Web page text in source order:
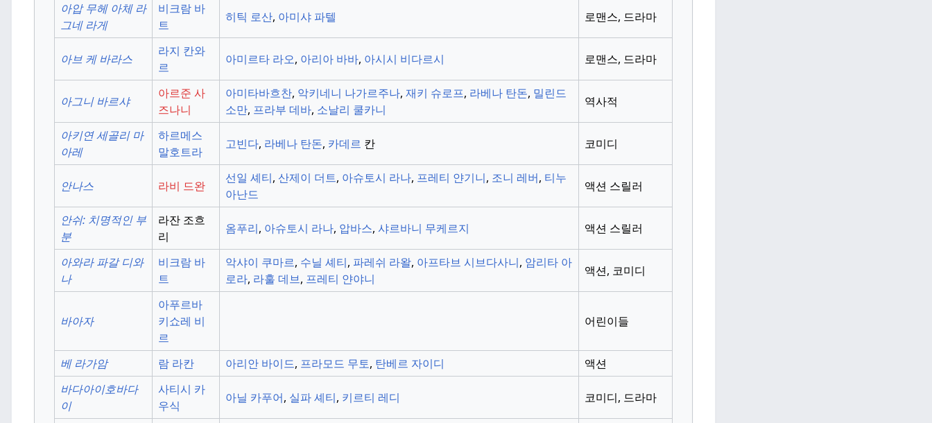
아압 무헤 아체 라
그네 라게
비크람 바
트
히틱 로산, 아미샤 파텔 로맨스, 드라마
아브 케 바라스
라지 칸와
르
아미르타 라오, 아리아 바바, 아시시 비다르시 로맨스, 드라마
아그니 바르샤
아르준 사
즈나니
아미타바흐찬, 악키네니 나가르주나, 재키 슈로프, 라베나 탄돈, 밀린드
소만, 프라부 데바, 소날리 쿨카니
역사적
아키연 세골리 마
아레
하르메스
말호트라
고빈다, 라베나 탄돈, 카데르 칸 코미디
안나스 라비 드완
선일 셰티, 산제이 더트, 아슈토시 라나, 프레티 얀기니, 조니 레버, 티누
아난드
액션 스릴러
안쉬: 치명적인 부
분
라잔 조흐
리
옴푸리, 아슈토시 라나, 압바스, 샤르바니 무케르지 액션 스릴러
아와라 파갈 디와
나
비크람 바
트
악샤이 쿠마르, 수닐 셰티, 파레쉬 라왈, 아프타브 시브다사니, 암리타 아
로라, 라훌 데브, 프레티 얀야니
액션, 코미디
바아자
아푸르바
키쇼레 비
르
어린이들
베 라가암 람 라칸 아리안 바이드, 프라모드 무토, 탄베르 자이디
액션
바다아이호바다
이
사티시 카
우식
아닐 카푸어, 실파 셰티, 키르티 레디 코미디, 드라마